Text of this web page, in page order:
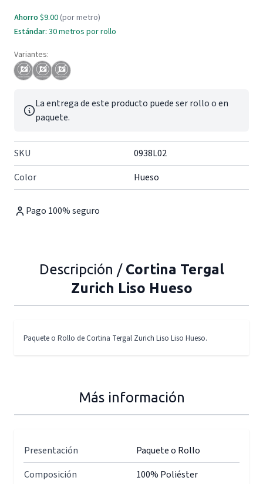
Ahorro $9.00 (por metro)
Estándar: 30 metros por rollo
Variantes:
La entrega de este producto puede ser rollo o en
paquete.
SKU
0938L02
Color
Hueso
Pago 100% seguro
Descripción / Cortina Tergal
Zurich Liso Hueso
Paquete o Rollo de Cortina Tergal Zurich Liso Liso Hueso.
Más información
Presentación
Paquete o Rollo
Composición
100% Poliéster